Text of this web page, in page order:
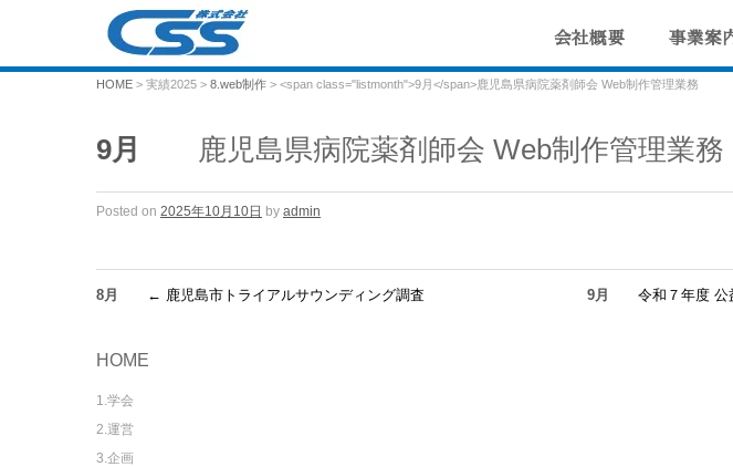
会社概要 事業案
HOME > 実績2025 > 8.web制作 > <span class="listmonth">9月</span>鹿児島県病院薬剤師会 Web制作管理業務
9月 鹿児島県病院薬剤師会 Web制作管理業務
Posted on 2025年10月10日 by admin
←
8月 鹿児島市トライアルサウンディング調査 9月 令和７年度 公
HOME
1.学会
2.運営
3.企画